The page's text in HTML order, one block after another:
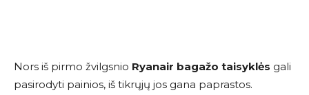
Nors iš pirmo žvilgsnio Ryanair bagažo taisyklės gali
pasirodyti painios, iš tikrųjų jos gana paprastos.